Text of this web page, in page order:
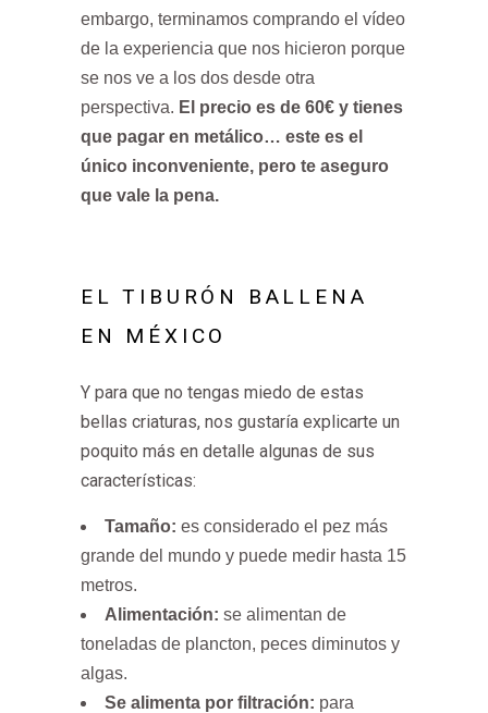
embargo, terminamos comprando el vídeo
de la experiencia que nos hicieron porque
se nos ve a los dos desde otra
perspectiva. El precio es de 60€ y tienes
que pagar en metálico… este es el
único inconveniente, pero te aseguro
que vale la pena.
EL TIBURÓN BALLENA
EN MÉXICO
Y para que no tengas miedo de estas
bellas criaturas, nos gustaría explicarte un
poquito más en detalle algunas de sus
características:
Tamaño: es considerado el pez más
grande del mundo y puede medir hasta 15
metros.
Alimentación: se alimentan de
toneladas de plancton, peces diminutos y
algas.
Se alimenta por filtración: para